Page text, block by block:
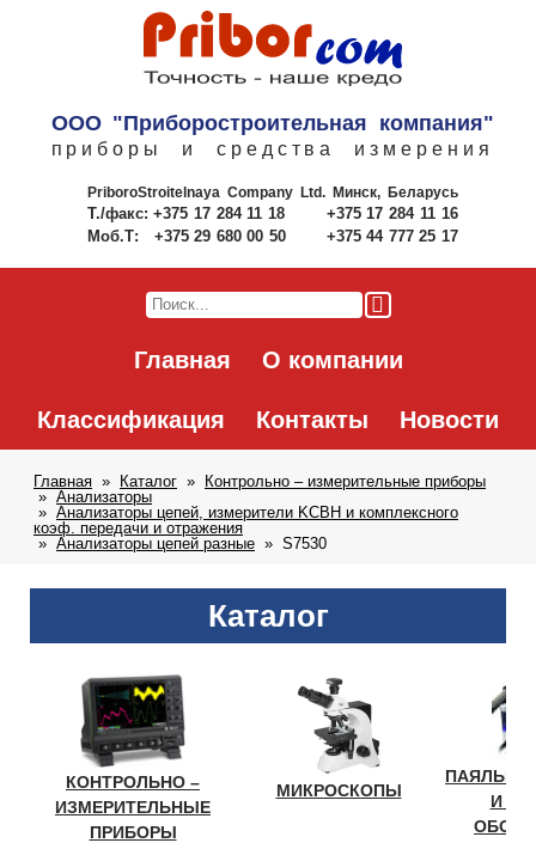
ООО "Приборостроительная компания"
приборы и средства измерения
PriboroStroitelnaya Company Ltd.Минск, Беларусь
Т./факс: +375 17 284 11 18
+375 17 284 11 16
Моб.Т:
+375 29 680 00 50 +375 44 777 25 17
Главная О компании
Классификация Контакты Новости
Главная Каталог
Контрольно – измерительные приборы
Анализаторы
Анализаторы цепей, измерители KCBH и комплексного
коэф. передачи и отражения
Анализаторы цепей разные
S7530
Каталог
КОНТРОЛЬНО –
ИЗМЕРИТЕЛЬНЫЕ
ПРИБОРЫ
МИКРОСКОПЫ
И